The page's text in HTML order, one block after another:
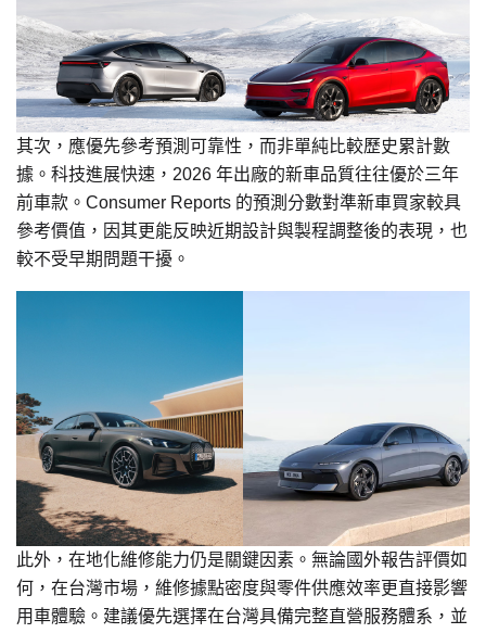
其次，應優先參考預測可靠性，而非單純比較歷史累計數
據。科技進展快速，2026 年出廠的新車品質往往優於三年
前車款。Consumer Reports 的預測分數對準新車買家較具
參考價值，因其更能反映近期設計與製程調整後的表現，也
較不受早期問題干擾。
此外，在地化維修能力仍是關鍵因素。無論國外報告評價如
何，在台灣市場，維修據點密度與零件供應效率更直接影響
用車體驗。建議優先選擇在台灣具備完整直營服務體系，並